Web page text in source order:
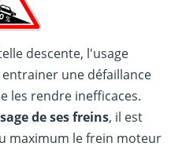
descente, l'usage
une défaillance
les rendre inefficaces.
de ses freins, il est
maximum le frein moteur